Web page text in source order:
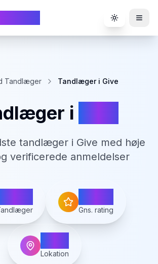
Toggle
Tandlæger Tandlæger i Give
i
tandlæger i Give med høje
verificerede anmeldelser
Gns. rating
Lokation